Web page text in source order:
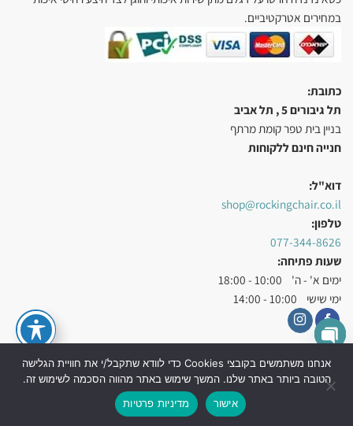
במחירים אטרקטיביים.
כתובת:
תל גיבורים 5 , תל אביב
בניין בית טפר קומת מרתף
חנייה חינם ללקוחות
דוא"ל:
shop@rockingchair.co.il
טלפון:
077-344-8626
שעות פתיחה:
ימים א' - ה' 10:00 - 18:00
ימי שישי 10:00 - 14:00
עיצוב ובניית אתרי מכירות UD Studio |קידום אתרים אורגני בגוגל SEO
כל הזכויות שמורות לאתר כסא נדנדה © 2026 |
אנחנו משתמשים בקובצי Cookies כדי לוודא שתקבל/י את חוויית הגלישה
הטובה ביותר באתר שלנו. המשך שימוש באתר מהווה הסכמה לשימוש זה.
אישור
מדיניות פרטיות
OPEN
CHATY